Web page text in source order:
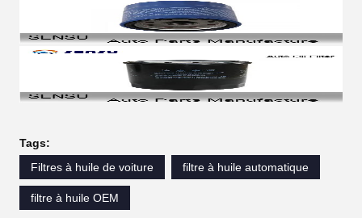
Tags:
Filtres à huile de voiture
filtre à huile automatique
filtre à huile OEM